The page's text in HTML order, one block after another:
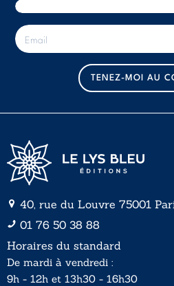
E
-
m
TENEZ-MOI AU
40, rue du Louvre 75001
01 76 50 38 88
Horaires du standard
De mardi à vendredi :
9h - 12h et 13h30 - 16h30